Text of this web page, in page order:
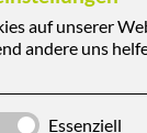
dem
die
sich
Simuliert
auf unserer
andere uns
Essenziell